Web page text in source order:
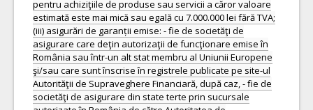
pentru achiziţiile de produse sau servicii a căror valoare
estimată este mai mică sau egală cu 7.000.000 lei fără TVA;
(iii) asigurări de garanții emise: - fie de societăţi de
asigurare care deţin autorizaţii de funcţionare emise în
România sau într-un alt stat membru al Uniunii Europene
şi/sau care sunt înscrise în registrele publicate pe site-ul
Autorităţii de Supraveghere Financiară, după caz, - fie de
societăţi de asigurare din state terte prin sucursale